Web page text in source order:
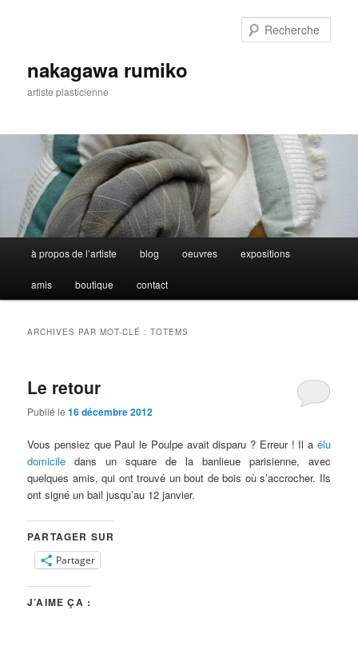
nakagawa rumiko
artiste plasticienne
principal
à propos de l’artiste blog oeuvres expositions
amis boutique contact
ARCHIVES PAR MOT-CLÉ :TOTEMS
Le retour
Publié le16 décembre 2012
Vous pensiez que Paul le Poulpe avait disparu ? Erreur ! Il a élu
domicile dans un square de la banlieue parisienne, avec
quelques amis, qui ont trouvé un bout de bois où s’accrocher. Ils
ont signé un bail jusqu’au 12 janvier.
PARTAGER SUR
Partager
J’AIME ÇA :